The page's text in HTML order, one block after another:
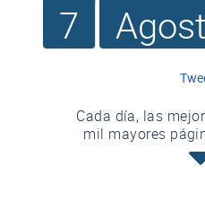
7
Cada día, las
mil mayores